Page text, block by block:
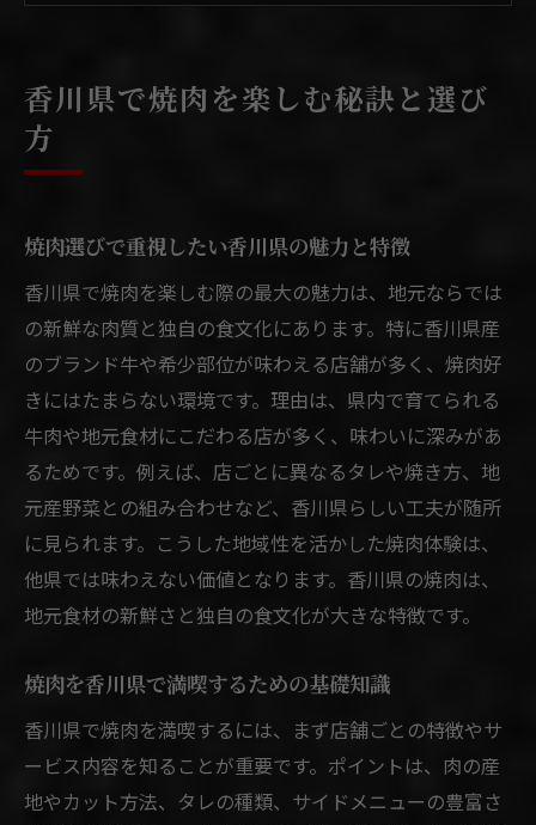
点
焼肉の肉質や部位で注目したいポイントと
は
焼肉店ごとに異なるタレや味付けの楽しみ
焼肉香川県の人気メニューや希少部位の選
び方
焼肉を美味しく味わうための注文と焼き方
の工夫
コスパ重視で選ぶ香川県焼肉の魅力
焼肉のコスパを香川県で見極める賢い方法
焼肉のボリュームと価格バランスを徹底比
較
焼肉食べ放題でコスパを上げる活用テクニ
ック
香川県で焼肉を楽しむ秘訣と選び
方
焼肉選びで重視したい香川県の魅力と特徴
香川県で焼肉を楽しむ際の最大の魅力は、地元ならでは
の新鮮な肉質と独自の食文化にあります。特に香川県産
のブランド牛や希少部位が味わえる店舗が多く、焼肉好
きにはたまらない環境です。理由は、県内で育てられる
牛肉や地元食材にこだわる店が多く、味わいに深みがあ
るためです。例えば、店ごとに異なるタレや焼き方、地
元産野菜との組み合わせなど、香川県らしい工夫が随所
に見られます。こうした地域性を活かした焼肉体験は、
他県では味わえない価値となります。香川県の焼肉は、
地元食材の新鮮さと独自の食文化が大きな特徴です。
焼肉を香川県で満喫するための基礎知識
香川県で焼肉を満喫するには、まず店舗ごとの特徴やサ
ービス内容を知ることが重要です。ポイントは、肉の産
地やカット方法、タレの種類、サイドメニューの豊富さ